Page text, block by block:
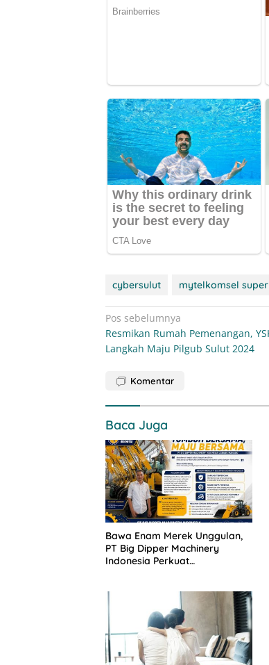
cybersulut mytelkomsel
Navigasi
pos
Pos sebelumnya
Resmikan Rumah Pemenangan,
Langkah Maju Pilgub Sulut 2024
Komentar
Baca Juga
Bawa Enam Merek Unggulan,
PT Big Dipper Machinery
Indonesia Perkuat